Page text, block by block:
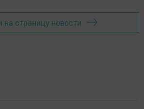
на страницу новости